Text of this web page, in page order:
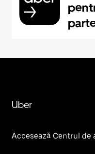
Uber
Accesează Centrul de